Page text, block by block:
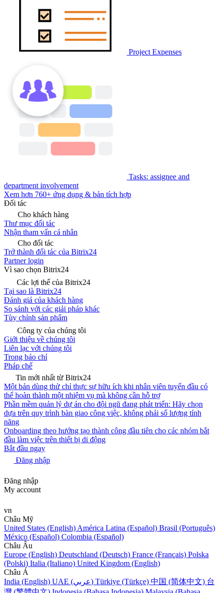
Project Expenses
Tasks: assignee and
department involvement
Xem hơn 760+ ứng dụng & bản tích hợp
Đối tác
Cho khách hàng
Thư mục đối tác
Nhận tham vấn cá nhân
Cho đối tác
Trở thành đối tác của Bitrix24
Partner login
Vì sao chọn Bitrix24
Các lợi thế của Bitrix24
Tại sao là Bitrix24
Đánh giá của khách hàng
So sánh với các giải pháp khác
Tùy chỉnh sản phẩm
Công ty của chúng tôi
Giới thiệu về chúng tôi
Liên lạc với chúng tôi
Trong báo chí
Pháp chế
Tin mới nhất từ Bitrix24
Một bản dùng thử chỉ thực sự hữu ích khi nhân viên tuyến đầu có
thể hoàn thành một nhiệm vụ mà không cần hỗ trợ
Phần mềm quản lý dự án cho đội ngũ đang phát triển: Hãy chọn
dựa trên quy trình bàn giao công việc, không phải số lượng tính
năng
Onboarding theo hướng tạo thành công đầu tiên cho các nhóm bắt
đầu làm việc trên thiết bị di động
Bắt đầu ngay
Đăng nhập
Đăng nhập
My account
vn
Châu Mỹ
United States (English) América Latina (Español) Brasil (Português)
México (Español) Colombia (Español)
Châu Âu
Europe (English) Deutschland (Deutsch) France (Français) Polska
(Polski) Italia (Italiano) United Kingdom (English)
Châu Á
India (English)
UAE (عربي) Türkiye (Türkçe) 中国 (简体中文) 台